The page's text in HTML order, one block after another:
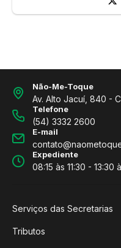
Não-Me-Toque
Av. Alto Jacuí, 840 -
Telefone
(54) 3332 2600
E-mail
Expediente
08:15 às 11:30 - 13:30
Serviços das Secretarias
Tributos